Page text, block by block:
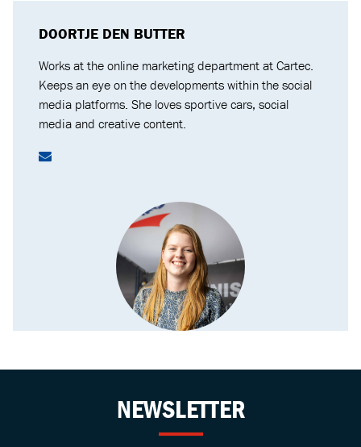
DOORTJE DEN BUTTER
Works at the online marketing department at Cartec.
Keeps an eye on the developments within the social
media platforms. She loves sportive cars, social
media and creative content.
NEWSLETTER